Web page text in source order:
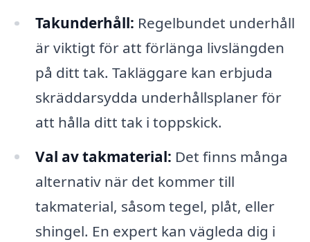
Takunderhåll: Regelbundet underhåll
är viktigt för att förlänga livslängden
på ditt tak. Takläggare kan erbjuda
skräddarsydda underhållsplaner för
att hålla ditt tak i toppskick.
Val av takmaterial: Det finns många
alternativ när det kommer till
takmaterial, såsom tegel, plåt, eller
shingel. En expert kan vägleda dig i